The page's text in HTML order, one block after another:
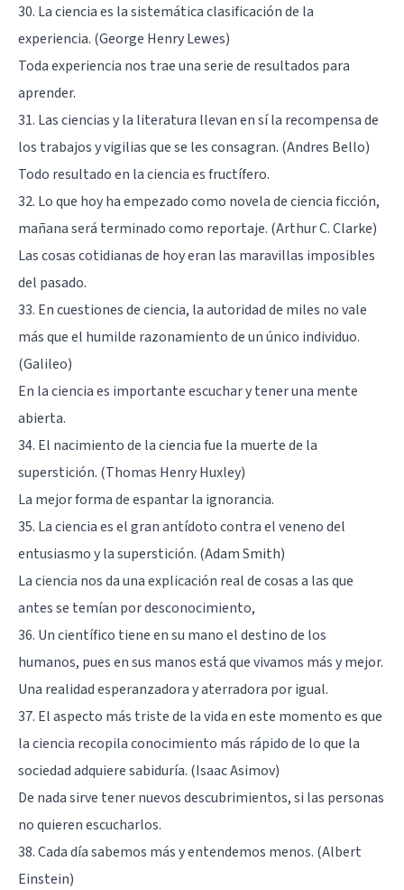
30. La ciencia es la sistemática clasificación de la
experiencia. (George Henry Lewes)
Toda experiencia nos trae una serie de resultados para
aprender.
31. Las ciencias y la literatura llevan en sí la recompensa de
los trabajos y vigilias que se les consagran. (Andres Bello)
Todo resultado en la ciencia es fructífero.
32. Lo que hoy ha empezado como novela de ciencia ficción,
mañana será terminado como reportaje. (Arthur C. Clarke)
Las cosas cotidianas de hoy eran las maravillas imposibles
del pasado.
33. En cuestiones de ciencia, la autoridad de miles no vale
más que el humilde razonamiento de un único individuo.
(Galileo)
En la ciencia es importante escuchar y tener una mente
abierta.
34. El nacimiento de la ciencia fue la muerte de la
superstición. (Thomas Henry Huxley)
La mejor forma de espantar la ignorancia.
35. La ciencia es el gran antídoto contra el veneno del
entusiasmo y la superstición. (Adam Smith)
La ciencia nos da una explicación real de cosas a las que
antes se temían por desconocimiento,
36. Un científico tiene en su mano el destino de los
humanos, pues en sus manos está que vivamos más y mejor.
Una realidad esperanzadora y aterradora por igual.
37. El aspecto más triste de la vida en este momento es que
la ciencia recopila conocimiento más rápido de lo que la
sociedad adquiere sabiduría. (Isaac Asimov)
De nada sirve tener nuevos descubrimientos, si las personas
no quieren escucharlos.
38. Cada día sabemos más y entendemos menos. (Albert
Einstein)